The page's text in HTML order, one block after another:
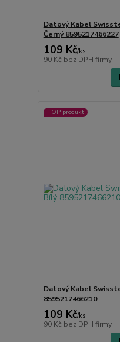
Datový Kabel
Černý 8595217466227
109 Kč/ks
90 Kč bez DPH firmy
TOP produkt
Datový Kabel
8595217466210
109 Kč/ks
90 Kč bez DPH firmy